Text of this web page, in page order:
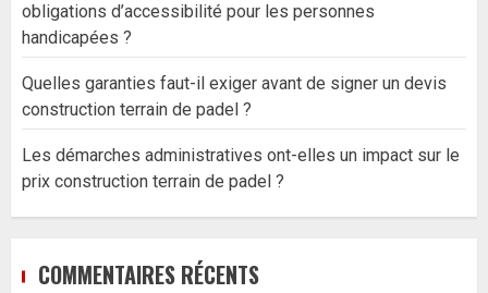
obligations d’accessibilité pour les personnes
handicapées ?
Quelles garanties faut-il exiger avant de signer un devis
construction terrain de padel ?
Les démarches administratives ont-elles un impact sur le
prix construction terrain de padel ?
COMMENTAIRES RÉCENTS